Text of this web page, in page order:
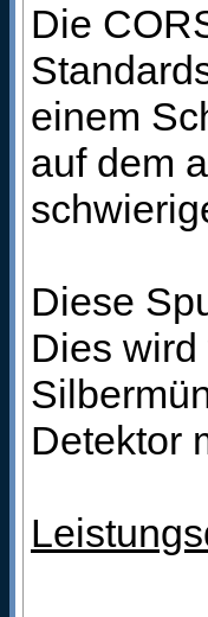
Die
einem
auf dem
Diese
Dies
Detektor